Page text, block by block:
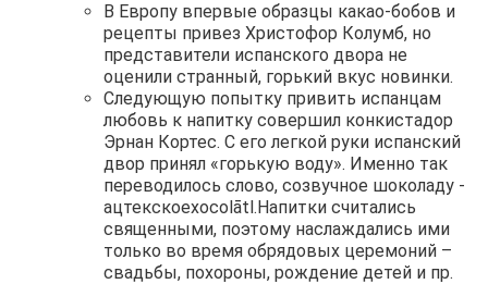
В Европу впервые образцы какао-бобов и
рецепты привез Христофор Колумб, но
представители испанского двора не
оценили странный, горький вкус новинки.
Следующую попытку привить испанцам
любовь к напитку совершил конкистадор
Эрнан Кортес. С его легкой руки испанский
двор принял «горькую воду». Именно так
переводилось слово, созвучное шоколаду -
ацтекскоеxocolātl.Напитки считались
священными, поэтому наслаждались ими
только во время обрядовых церемоний –
свадьбы, похороны, рождение детей и пр.